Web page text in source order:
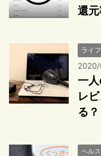
還
ライ
一
レ
る？
ヘル